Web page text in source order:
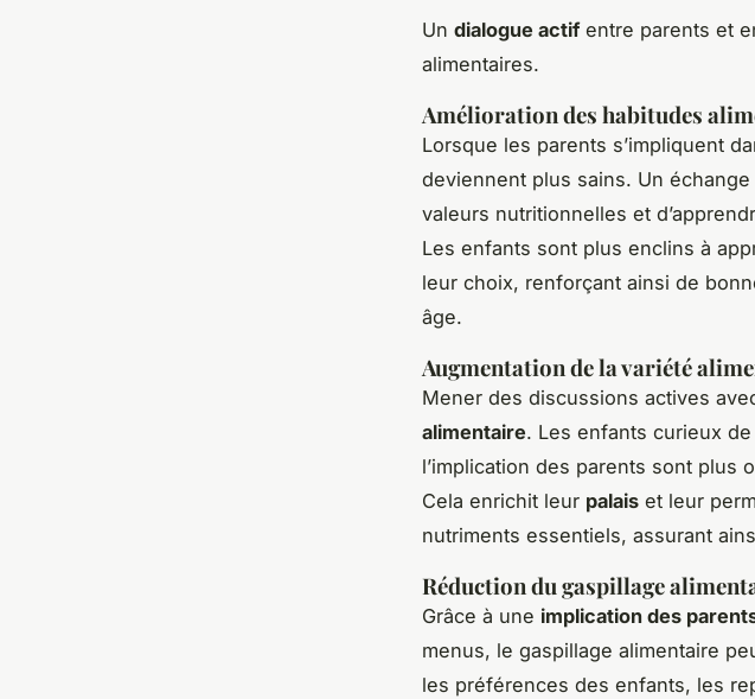
Un dialogue actifentre parents et
alimentaires.
Amélioration des habitudes
Lorsque les parents s’impliquent
deviennent plus sains. Un
valeurs nutritionnelles et
Les enfants sont plus enclins à
leur choix, renforçant ainsi de
âge.
Augmentation de la variété
Mener des discussions actives
alimentaire. Les enfants curieux
l’implication des parents sont plus
Cela enrichit leur palais et leur
nutriments essentiels, assurant
Réduction du gaspillage
Grâce à une implication des
menus, le gaspillage alimentaire
les préférences des enfants, les